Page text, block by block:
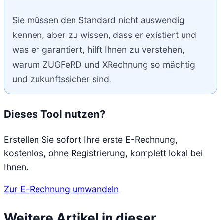
Sie müssen den Standard nicht auswendig
kennen, aber zu wissen, dass er existiert und
was er garantiert, hilft Ihnen zu verstehen,
warum ZUGFeRD und XRechnung so mächtig
und zukunftssicher sind.
Dieses Tool nutzen?
Erstellen Sie sofort Ihre erste E-Rechnung,
kostenlos, ohne Registrierung, komplett lokal bei
Ihnen.
Zur E-Rechnung umwandeln